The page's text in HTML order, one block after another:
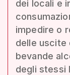
dei locali e
impedire o
delle uscite
bevande
degli stessi